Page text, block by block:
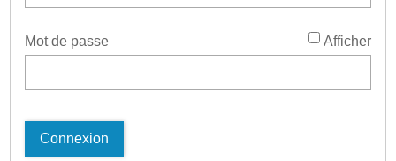
Mot de passe Afficher
Connexion